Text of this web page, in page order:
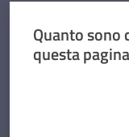
Quanto sono
questa